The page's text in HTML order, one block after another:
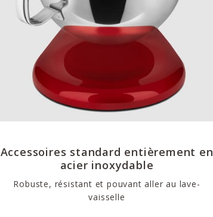
Accessoires standard entièrement en
acier inoxydable
Robuste, résistant et pouvant aller au lave-
vaisselle